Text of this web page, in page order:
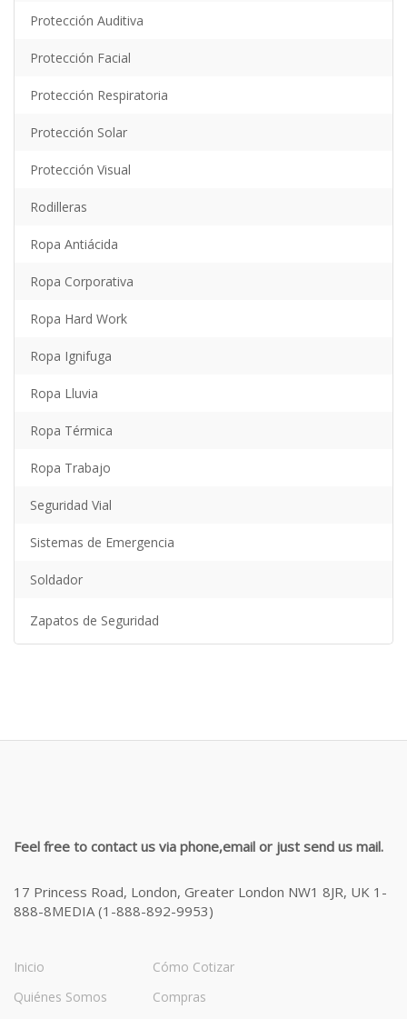
Protección Auditiva
Protección Facial
Protección Respiratoria
Protección Solar
Protección Visual
Rodilleras
Ropa Antiácida
Ropa Corporativa
Ropa Hard Work
Ropa Ignifuga
Ropa Lluvia
Ropa Térmica
Ropa Trabajo
Seguridad Vial
Sistemas de Emergencia
Soldador
Zapatos de Seguridad
Feel free to contact us via phone,email or just send us mail.
17 Princess Road, London, Greater London NW1 8JR, UK 1-
888-8MEDIA (1-888-892-9953)
Inicio
Quiénes Somos
Cómo Cotizar
Compras